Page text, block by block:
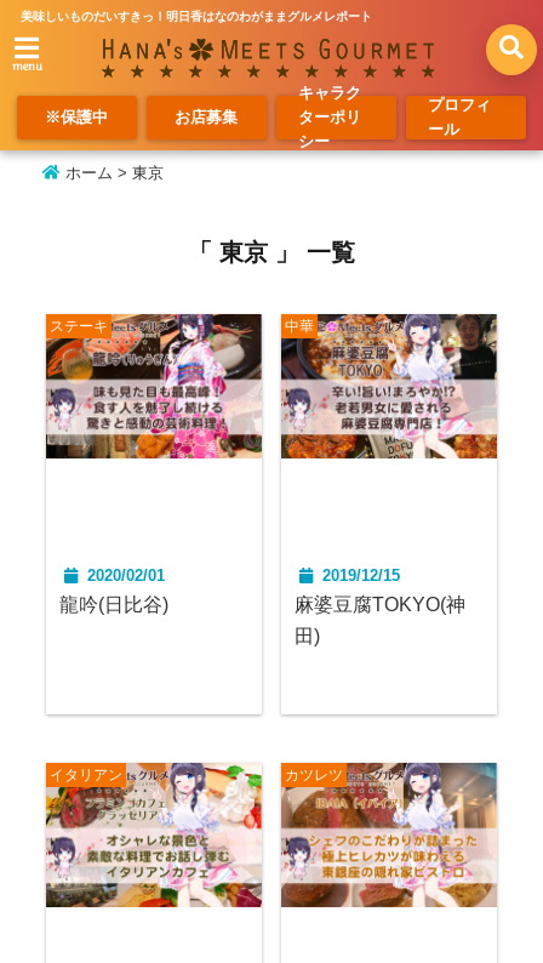
美味しいものだいすきっ！明日香はなのわがままグルメレポート
menu
※保護中 お店募集
キャラク
ターポリ
シー
プロフィ
ール
ホーム > 東京
「 東京 」 一覧
ステーキ
2020/02/01
龍吟(日比谷)
中華
2019/12/15
麻婆豆腐TOKYO(神
田)
イタリアン カツレツ